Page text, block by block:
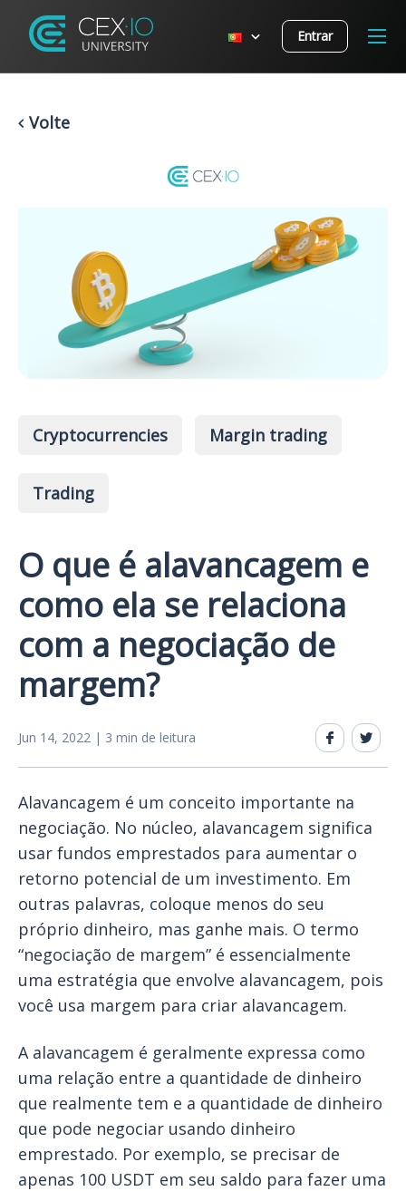
Entrar
Volte
Cryptocurrencies Margin trading
Trading
O que é alavancagem e
como ela se relaciona
com a negociação de
margem?
Jun 14, 2022 | 3 min de leitura
Alavancagem é um conceito importante na
negociação. No núcleo, alavancagem significa
usar fundos emprestados para aumentar o
retorno potencial de um investimento. Em
outras palavras, coloque menos do seu
próprio dinheiro, mas ganhe mais. O termo
“negociação de margem” é essencialmente
uma estratégia que envolve alavancagem, pois
você usa margem para criar alavancagem.
A alavancagem é geralmente expressa como
uma relação entre a quantidade de dinheiro
que realmente tem e a quantidade de dinheiro
que pode negociar usando dinheiro
emprestado. Por exemplo, se precisar de
apenas 100 USDT em seu saldo para fazer uma